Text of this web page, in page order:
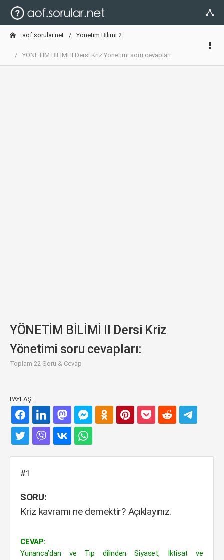
aof.sorular.net Yönetim Bilimi 2
YÖNETİM BİLİMİ II Dersi Kriz Yönetimi soru cevapları
YÖNETİM BİLİMİ II Dersi Kriz
Yönetimi soru cevapları:
Toplam 22 Soru & Cevap
PAYLAŞ:
#1
SORU:
Kriz kavramı ne demektir? Açıklayınız.
CEVAP:
Yunanca’dan ve Tıp dilinden Siyaset, İktisat ve